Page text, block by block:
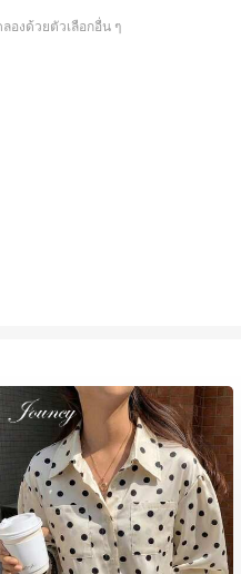
องด้วยตัวเลือกอื่น ๆ